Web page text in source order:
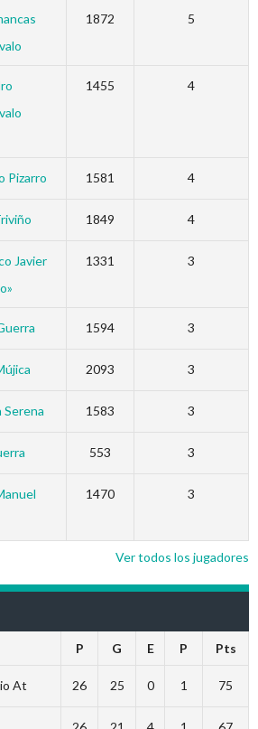
1872 5
1455 4
Pizarro 1581 4
1849 4
Javier
1331 3
1594 3
2093 3
Serena 1583 3
553 3
1470 3
Ver todos los jugadores
P G E P Pts
At 26 25 0 1 75